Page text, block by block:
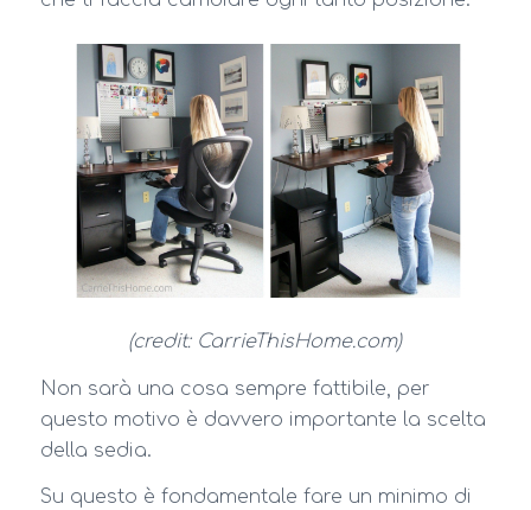
(credit: CarrieThisHome.com)
Non sarà una cosa sempre fattibile, per
questo motivo è davvero importante la scelta
della sedia.
Su questo è fondamentale fare un minimo di